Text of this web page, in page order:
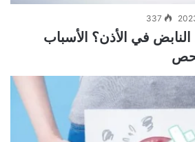
337
في الأذن؟ الأسباب